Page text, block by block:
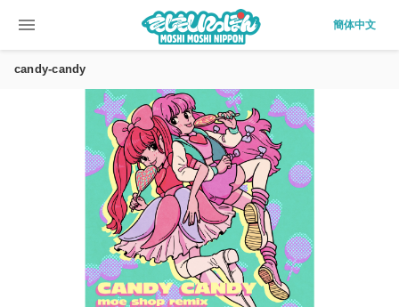
menu 簡体中文
candy-candy